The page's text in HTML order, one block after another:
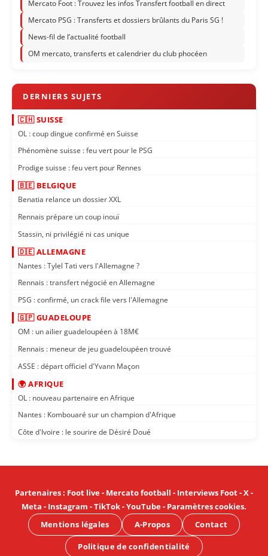
Mercato Foot : Trouvez les infos Transfert football en direct
Mercato PSG : Transferts et dossiers brûlants du Paris SG !
News-fil de l’actualité football
OM mercato, transferts et calendrier du club phocéen
🇨🇭 SUISSE
OL : coup dingue confirmé en Suisse
Phénomène suisse : feu vert pour le PSG
Prodige suisse : feu vert pour Rennes
🇧🇪 BELGIQUE
Benatia relance un dossier XXL
Rennais prépare un coup inouï
Stassin, ni privilégié ni cas unique
🇩🇪 ALLEMAGNE
Nantes : Tylel Tati vers l'Allemagne ?
Rennais : transfert négocié en Allemagne
PSG : confirmé, un crack file vers l'Allemagne
🇬🇵 GUADELOUPE
OM : un ailier guadeloupéen à 18M€
Rennais : meneur de jeu guadeloupéen trouvé
ASSE : départ officiel d'Yvann Maçon
🌍 AFRIQUE
OL : nouveau partenaire en Afrique
Nantes : Kombouaré sur un champion d'Afrique
Côte d'Ivoire : le sourire de Désiré Doué
Partenaires: Foot live- Mercato football - Interviews Foot-X-
Meta - Instagram -TikTok-YouTube- Paramètres cookies.
Mentions légales
A-Propos Contact
Politique de confidentialité